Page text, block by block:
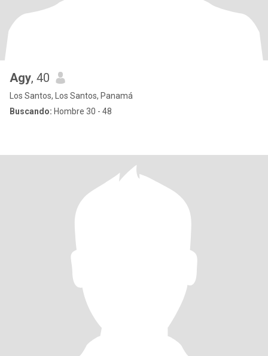
Agy, 40
Los Santos, Los Santos, Panamá
Buscando: Hombre 30 - 48